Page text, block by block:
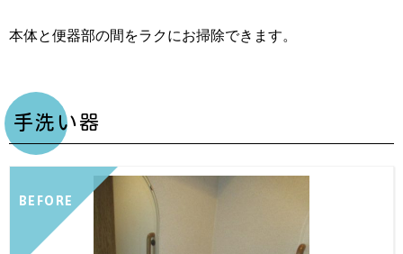
本体と便器部の間をラクにお掃除できます。
手洗い器
BEFORE